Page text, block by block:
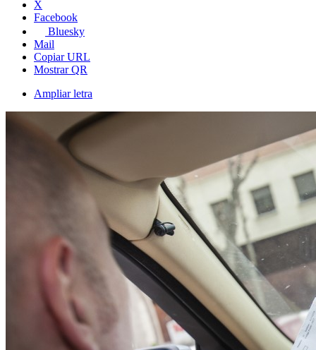
X
Facebook
Bluesky
Mail
Copiar URL
Mostrar QR
Ampliar letra